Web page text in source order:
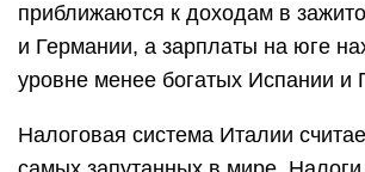
приближаются к доходам в
и Германии, а зарплаты на юге
уровне менее богатых Испании и
Налоговая система Италии